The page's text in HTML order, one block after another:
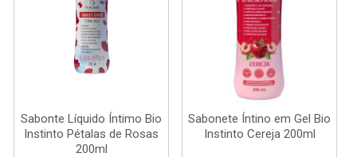
Sabonte Líquido Íntimo Bio
Instinto Pétalas de Rosas
200ml
Sabonete Íntino em Gel Bio
Instinto Cereja 200ml